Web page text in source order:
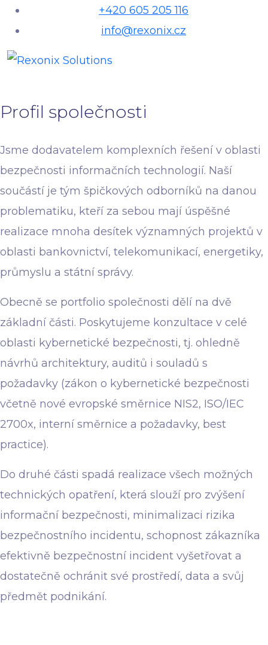
+420 605 205 116
info@rexonix.cz
Profil společnosti
Jsme dodavatelem komplexních řešení v oblasti
bezpečnosti informačních technologií. Naší
součástí je tým špičkových odborníků na danou
problematiku, kteří za sebou mají úspěšné
realizace mnoha desítek významných projektů v
oblasti bankovnictví, telekomunikací, energetiky,
průmyslu a státní správy.
Obecně se portfolio společnosti dělí na dvě
základní části. Poskytujeme konzultace v celé
oblasti kybernetické bezpečnosti, tj. ohledně
návrhů architektury, auditů i souladů s
požadavky (zákon o kybernetické bezpečnosti
včetně nové evropské směrnice NIS2, ISO/IEC
2700x, interní směrnice a požadavky, best
practice).
Do druhé části spadá realizace všech možných
technických opatření, která slouží pro zvýšení
informační bezpečnosti, minimalizaci rizika
bezpečnostního incidentu, schopnost zákazníka
efektivně bezpečnostní incident vyšetřovat a
dostatečně ochránit své prostředí, data a svůj
předmět podnikání.